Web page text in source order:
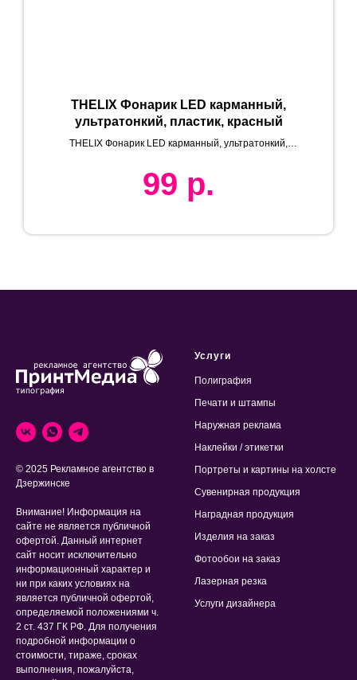
THELIX Фонарик LED карманный,
ультратонкий, пластик, красный
THELIX Фонарик LED карманный, ультратонкий,
99 р.
© 2025 Рекламное агентство в
Дзержинске
Внимание! Информация на
сайте не является публичной
офертой. Данный интернет
сайт носит исключительно
информационный характер и
ни при каких условиях на
является публичной офертой,
определяемой положениями ч.
2 ст. 437 ГК РФ. Для получения
подробной информации о
стоимости, тираже, сроках
выполнения, пожалуйста,
Услуги
Полиграфия
Печати и штампы
Наружная реклама
Наклейки / этикетки
Портреты и картины на холсте
Сувенирная продукция
Наградная продукция
Изделия на заказ
Фотообои на заказ
Лазерная резка
Услуги дизайнера